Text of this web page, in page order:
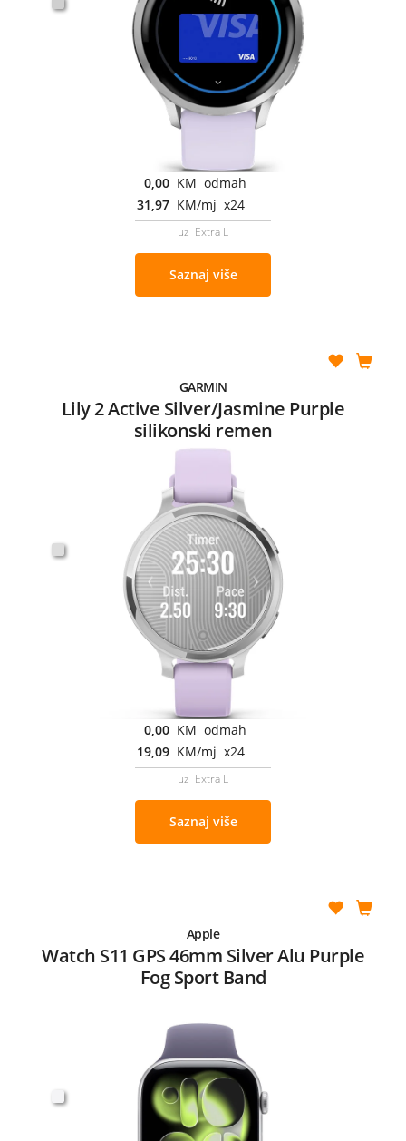
0,00 KM odmah
31,97 KM/mj x24
uz Extra L
Saznaj više
GARMIN
Lily 2 Active Silver/Jasmine Purple
silikonski remen
0,00 KM odmah
19,09 KM/mj x24
uz Extra L
Saznaj više
Apple
Watch S11 GPS 46mm Silver Alu Purple
Fog Sport Band